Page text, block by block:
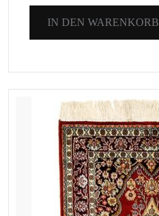
IN DEN WARENKORB